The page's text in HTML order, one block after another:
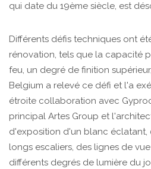
qui date du 19ème siècle, est
Différents défis techniques ont
rénovation, tels que la capacité
feu, un degré de finition
Belgium a relevé ce défi et l'a
étroite collaboration avec
principal Artes Group et
d'exposition d'un blanc éclatant,
longs escaliers, des lignes de
différents degrés de lumière du